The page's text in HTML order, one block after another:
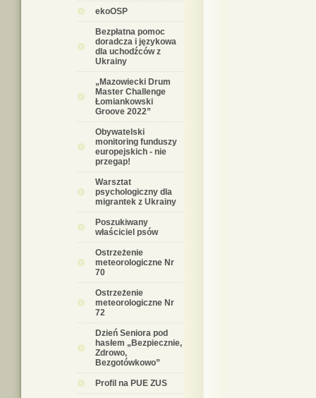
ekoOSP
Bezpłatna pomoc
doradcza i językowa
dla uchodźców z
Ukrainy
„Mazowiecki Drum
Master Challenge
Łomiankowski
Groove 2022”
Obywatelski
monitoring funduszy
europejskich - nie
przegap!
Warsztat
psychologiczny dla
migrantek z Ukrainy
Poszukiwany
właściciel psów
Ostrzeżenie
meteorologiczne Nr
70
Ostrzeżenie
meteorologiczne Nr
72
Dzień Seniora pod
hasłem „Bezpiecznie,
Zdrowo,
Bezgotówkowo”
Profil na PUE ZUS